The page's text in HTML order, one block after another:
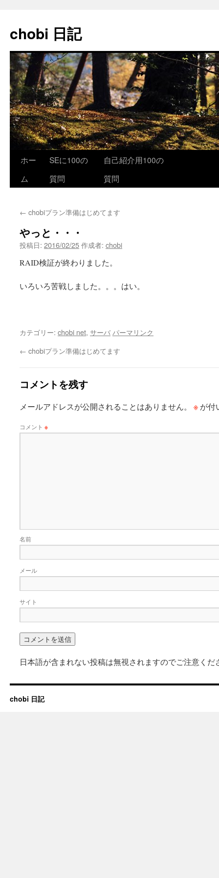
テ
ン
へ
ス
ッ
プ
chobi 日記
ホー
ム
SEに100の
質問
自己紹介用100の
質問
← chobiプラン準備はじめてます
やっと・・・
投稿日: 2016/02/25作成者: chobi
RAID検証が終わりました。
いろいろ苦戦しました。。。はい。
カテゴリー: chobi net, サーバ パーマリンク
← chobiプラン準備はじめてます
コメントを残す
メールアドレスが公開されることはありません。 ※ が付
コメント ※
名前
メール
サイト
日本語が含まれない投稿は無視されますのでご注意くだ
chobi 日記